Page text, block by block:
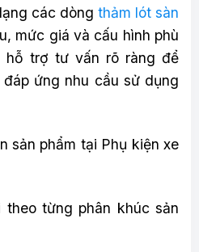
các dòng thảm lót sàn
mức giá và cấu hình phù
hỗ trợ tư vấn rõ ràng để
ứng nhu cầu sử dụng
sản phẩm tại Phụ kiện xe
từng phân khúc sản